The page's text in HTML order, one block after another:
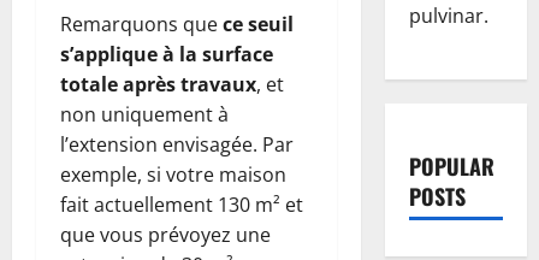
Remarquons quece seuil
s’applique à la surface
totale après travaux, et
non uniquement à
l’extension envisagée. Par
exemple, si votre maison
fait actuellement 130 m² et
que vous prévoyez une
pulvinar.
POPULAR
POSTS